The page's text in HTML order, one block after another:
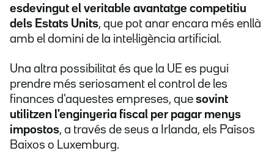
esdevingut el veritable avantatge competitiu
dels Estats Units, que pot anar encara més enllà
amb el domini de la intel·ligència artificial.
Una altra possibilitat és que la UE es pugui
prendre més seriosament el control de les
finances d'aquestes empreses, que sovint
utilitzen l'enginyeria fiscal per pagar menys
impostos, a través de seus a Irlanda, els Països
Baixos o Luxemburg.